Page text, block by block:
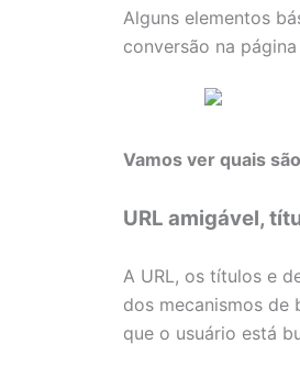
Alguns elementos
conversão na
Vamos ver quais
URL amigável,
A URL, os títulos e
dos mecanismos de
que o usuário está